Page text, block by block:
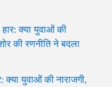
क्या युवाओं की
की रणनीति ने बदला
क्या युवाओं की नाराजगी,